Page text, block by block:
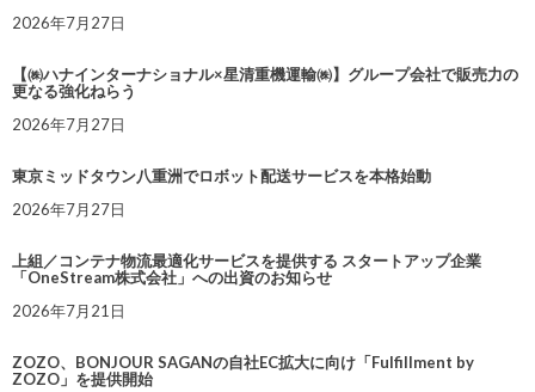
2026年7月27日
【㈱ハナインターナショナル×星清重機運輸㈱】グループ会社で販売力の
更なる強化ねらう
2026年7月27日
東京ミッドタウン八重洲でロボット配送サービスを本格始動
2026年7月27日
上組／コンテナ物流最適化サービスを提供する スタートアップ企業
「OneStream株式会社」への出資のお知らせ
2026年7月21日
ZOZO、BONJOUR SAGANの自社EC拡大に向け「Fulfillment by
ZOZO」を提供開始